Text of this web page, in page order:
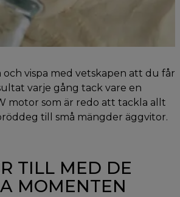
och vispa med vetskapen att du får
varje gång tack vare en
motor som är redo att tackla allt
till små mängder äggvitor.
TILL MED DE
MOMENTEN